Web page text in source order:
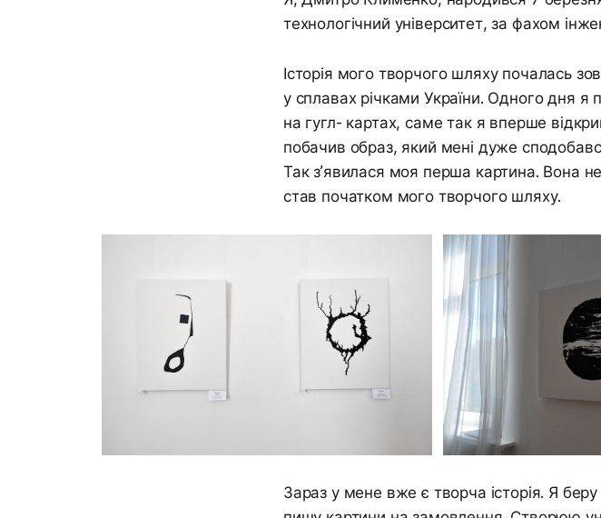
технологічний університет, за фахом
Історія мого творчого шляху почалась
у сплавах річками України. Одного дня
на гугл- картах, саме так я вперше
побачив образ, який мені дуже
Так з’явилася моя перша картина. Вона
став початком мого творчого шляху.
Зараз у мене вже є творча історія. Я